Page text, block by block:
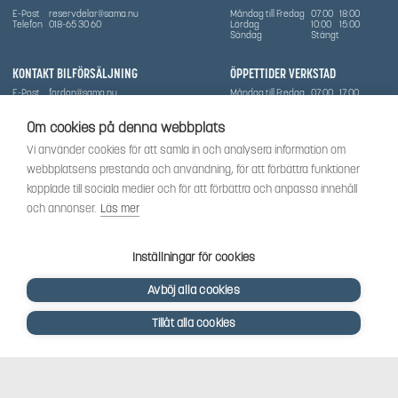
Om cookies på denna webbplats
Vi använder cookies för att samla in och analysera information om
webbplatsens prestanda och användning, för att förbättra funktioner
kopplade till sociala medier och för att förbättra och anpassa innehåll
och annonser. Läs mer
Inställningar för cookies
Avböj alla cookies
Tillåt alla cookies
Måndag till Fredag 07:00 18:00
Lördag
10:00
15:00
Söndag
Stängt
ÖPPETTIDER VERKSTAD
Måndag till Fredag 07:00 17:00
E-Post
reservdelar@sama.nu
Telefon 018-65 30 60
KONTAKT BILFÖRSÄLJNING
E-Post
fordon@sama.nu
Vi har sedan 1970-talet levererat skog-och trädgårdsprodukter till Uppsala med omnejd. Vi
har idag även ett brett utbud av dessa produkter samt BRP:s produktsortiment, gällande
Can-Am, Sea-Doo.
Vi är certifierad serviceverkstad.
SOCIALT